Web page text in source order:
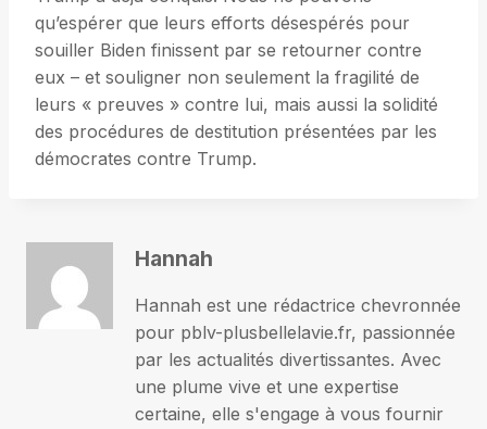
qu’espérer que leurs efforts désespérés pour
souiller Biden finissent par se retourner contre
eux – et souligner non seulement la fragilité de
leurs « preuves » contre lui, mais aussi la solidité
des procédures de destitution présentées par les
démocrates contre Trump.
Hannah
Hannah est une rédactrice chevronnée
pour pblv-plusbellelavie.fr, passionnée
par les actualités divertissantes. Avec
une plume vive et une expertise
certaine, elle s'engage à vous fournir